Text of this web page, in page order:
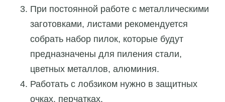
При постоянной работе с металлическими
заготовками, листами рекомендуется
собрать набор пилок, которые будут
предназначены для пиления стали,
цветных металлов, алюминия.
Работать с лобзиком нужно в защитных
очках, перчатках.